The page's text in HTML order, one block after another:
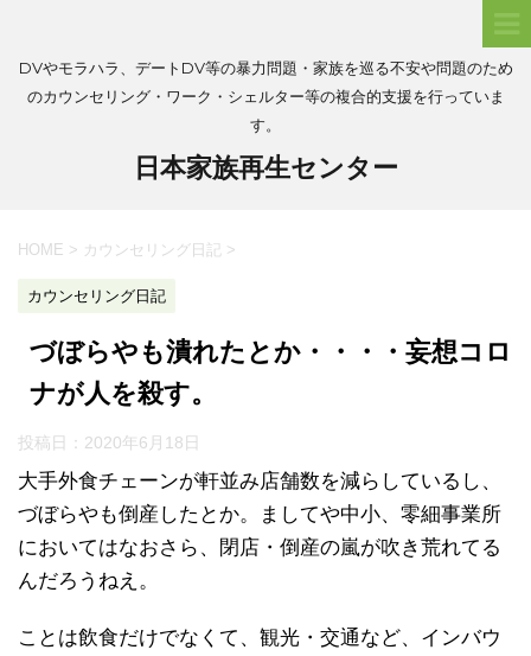
DVやモラハラ、デートDV等の暴力問題・家族を巡る不安や問題のため
のカウンセリング・ワーク・シェルター等の複合的支援を行っていま
す。
日本家族再生センター
HOME > カウンセリング日記 >
カウンセリング日記
づぼらやも潰れたとか・・・・妄想コロ
ナが人を殺す。
投稿日： 2020年6月18日
大手外食チェーンが軒並み店舗数を減らしているし、
づぼらやも倒産したとか。ましてや中小、零細事業所
においてはなおさら、閉店・倒産の嵐が吹き荒れてる
んだろうねえ。
ことは飲食だけでなくて、観光・交通など、インバウ